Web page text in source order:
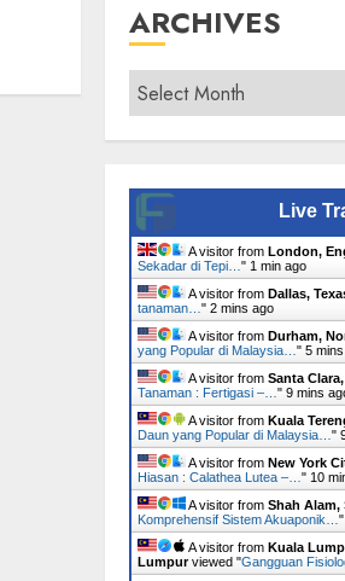
ARCHIVES
Archives
Live
A visitor from London,
Sekadar di Tepi… " 1 min ago
A visitor from Dallas,
tanaman… " 2 mins ago
A visitor from Durham,
yang Popular di Malaysia… " 5
A visitor from Santa
Tanaman : Fertigasi –… " 9 mins
A visitor from Kuala
Daun yang Popular di Malaysia… "
A visitor from New York
Hiasan : Calathea Lutea –… " 10
A visitor from Shah Alam,
Komprehensif Sistem Akuaponik… "
A visitor from Kuala
Lumpurviewed "Gangguan